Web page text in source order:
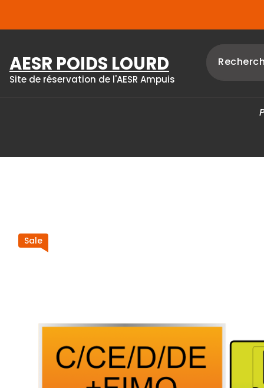
AESR POIDS LOURD
Site de réservation de l'AESR Ampuis
Sale